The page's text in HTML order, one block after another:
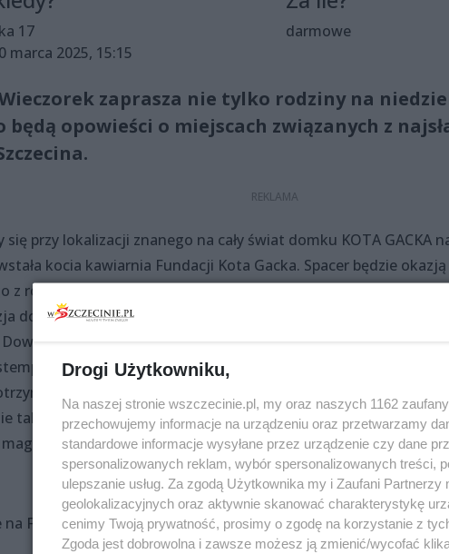
17
marca 2025, 15:15
darmowe
zaprasza nie tylko rodziny na
będą opowieści o miejscach związanych z
się przy lokalizacji znanego na cały świat domku KOTA GACKA
kocia kawiarnia Fundacji Kota Gacka. Spacer będzie
z różnymi zadaniami dla mniejszych i większych uczestników.
do zdobycia DYPLOMU ODKRYWCY SZCZECINA! Na trasie nie
Dowiecie się między innymi, które miejsce miasta jest najbardziej
ozdobinka... Dla aktywnych uczestników będą
osoby za jakiś oryginalny strój, np. strój kota... lub
także innych historyjek & legend. Dowiemy się na przykład
koty...”
FB: https://www.facebook.com/events/1594608091192638/
Drogi Użytkowniku,
Na naszej stronie wszczecinie.pl, my oraz naszych 1162
przechowujemy informacje na urządzeniu oraz przetwarzamy
standardowe informacje wysyłane przez urządzenie czy dane
spersonalizowanych reklam, wybór spersonalizowanych treści,
ulepszanie usług. Za zgodą Użytkownika my i Zaufani
geolokalizacyjnych oraz aktywnie skanować charakterystykę
cenimy Twoją prywatność, prosimy o zgodę na korzystanie z
Zgoda jest dobrowolna i zawsze możesz ją zmienić/wycofać